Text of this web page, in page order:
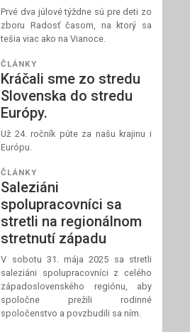
Prvé dva júlové týždne sú pre deti zo
zboru Radosť časom, na ktorý sa
tešia viac ako na Vianoce.
ČLÁNKY
Kráčali sme zo stredu
Slovenska do stredu
Európy.
Už 24. ročník púte za našu krajinu i
Európu.
ČLÁNKY
Saleziáni
spolupracovníci sa
stretli na regionálnom
stretnutí západu
V sobotu 31. mája 2025 sa stretli
saleziáni spolupracovníci z celého
západoslovenského regiónu, aby
spoločne prežili rodinné
spoločenstvo a povzbudili sa ním.